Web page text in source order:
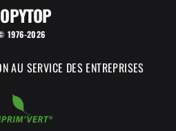
1976-2026
AU SERVICE DES ENTREPRISES